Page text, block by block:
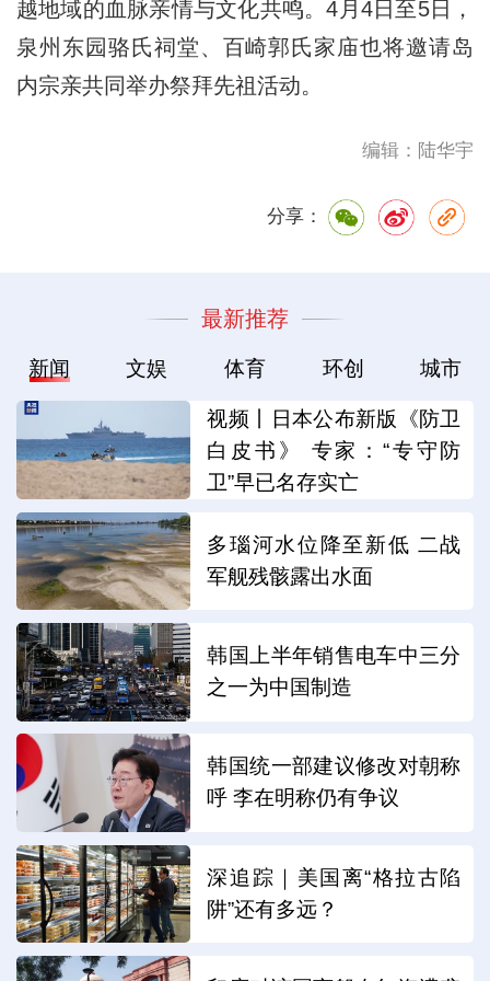
越地域的血脉亲情与文化共鸣。4月4日至5日，
泉州东园骆氏祠堂、百崎郭氏家庙也将邀请岛
内宗亲共同举办祭拜先祖活动。
编辑：陆华宇
分享：
最新推荐
新闻 文娱 体育 环创 城市
视频丨日本公布新版《防卫
白皮书》 专家：“专守防
卫”早已名存实亡
多瑙河水位降至新低 二战
军舰残骸露出水面
韩国上半年销售电车中三分
之一为中国制造
韩国统一部建议修改对朝称
呼 李在明称仍有争议
深追踪｜美国离“格拉古陷
阱”还有多远？